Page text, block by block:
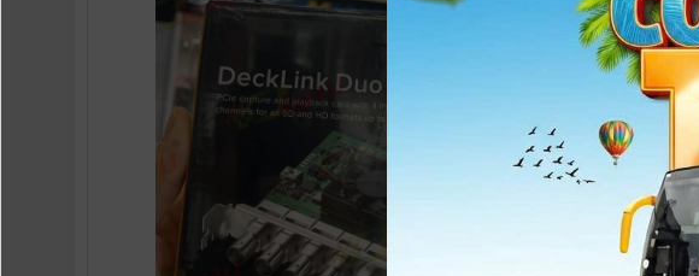
● PCI-E
●
● 10/
● Các
●
Xem
Bảo hành